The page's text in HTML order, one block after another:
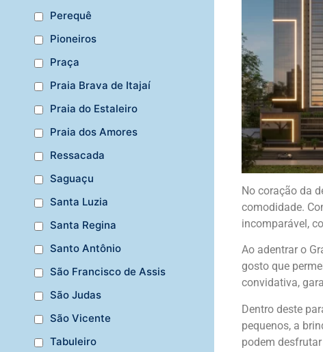
Perequê
Pioneiros
Praça
Praia Brava de Itajaí
Praia do Estaleiro
Praia dos Amores
Ressacada
Saguaçu
Santa Luzia
Santa Regina
Santo Antônio
São Francisco de Assis
São Judas
São Vicente
Tabuleiro
No coração da
comodidade.
incomparável,
Ao adentrar o
gosto que
convidativa,
Dentro deste
pequenos, a
podem